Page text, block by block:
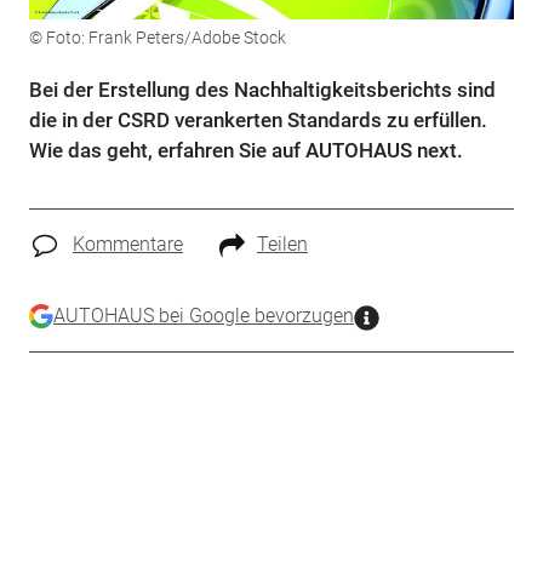
© Foto: Frank Peters/Adobe Stock
Bei der Erstellung des Nachhaltigkeitsberichts sind
die in der CSRD verankerten Standards zu erfüllen.
Wie das geht, erfahren Sie auf AUTOHAUS next.
Kommentare Teilen
AUTOHAUS bei Google bevorzugen